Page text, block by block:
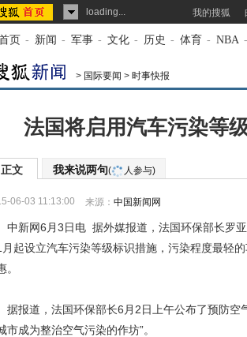
loading... 我的搜狐
页 - 新闻 - 军事 - 文化 - 历史 - 体育 - NBA -
> 国际要闻 > 时事快报
法国将启用汽车污染等
正文 我来说两句( 人参与)
06-03 11:13:00 来源： 中国新闻网
新网6月3日电 据外媒报道，法国环保部长罗亚
月起设立汽车污染等级标识措施，污染程度最轻
。
报道，法国环保部长6月2日上午公布了预防空
市成为整治空气污染的作坊”。